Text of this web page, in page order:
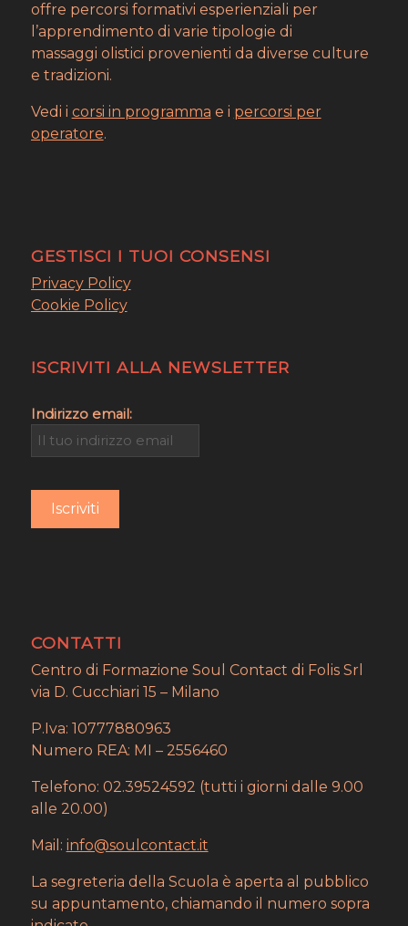
offre percorsi formativi esperienziali per
l’apprendimento di varie tipologie di
massaggi olistici provenienti da diverse culture
e tradizioni.
Vedi i corsi in programma e i percorsi per
operatore.
GESTISCI I TUOI CONSENSI
Privacy Policy
Cookie Policy
ISCRIVITI ALLA NEWSLETTER
Indirizzo email:
CONTATTI
Centro di Formazione Soul Contact di Folis Srl
via D. Cucchiari 15 – Milano
P.Iva: 10777880963
Numero REA: MI – 2556460
Telefono: 02.39524592 (tutti i giorni dalle 9.00
alle 20.00)
Mail: info@soulcontact.it
La segreteria della Scuola è aperta al pubblico
su appuntamento, chiamando il numero sopra